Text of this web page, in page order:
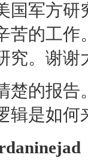
国军方
苦的工
究。谢谢
楚的报告
辑是如何